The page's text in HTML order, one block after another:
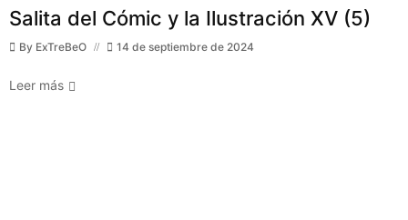
Salita del Cómic y la Ilustración XV (5)
By ExTreBeO 14 de septiembre de 2024
Leer más